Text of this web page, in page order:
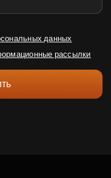
данных
рассылки